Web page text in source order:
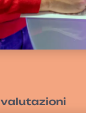
valutazioni